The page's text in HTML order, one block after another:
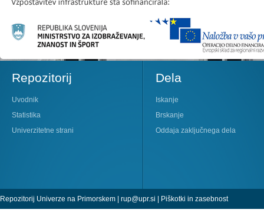
Repozitorij
Uvodnik
Statistika
Univerzitetne strani
Dela
Iskanje
Brskanje
Oddaja zaključnega dela
Repozitorij Univerze na Primorskem | rup@upr.si | Piškotki in zasebnost